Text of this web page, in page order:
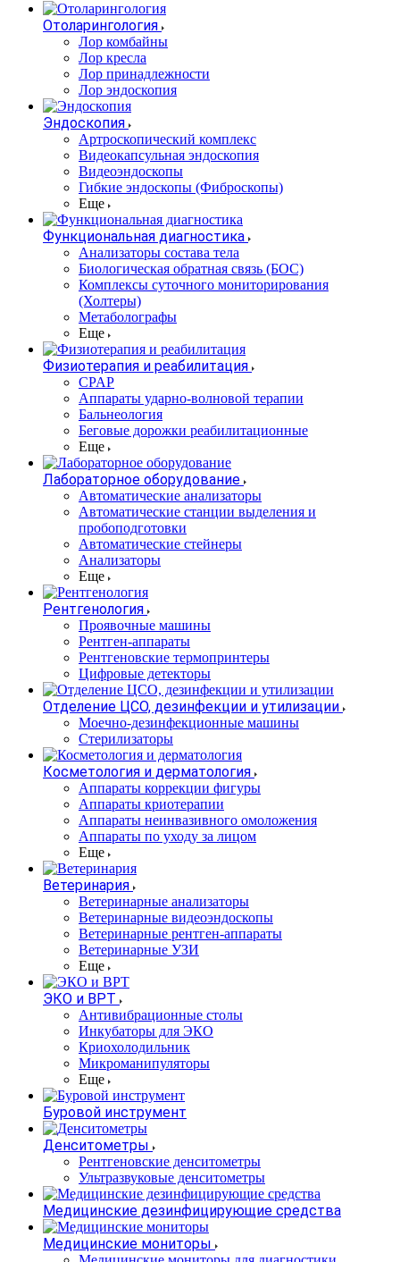
Отоларингология
Лор комбайны
Лор кресла
Лор принадлежности
Лор эндоскопия
Эндоскопия
Артроскопический комплекс
Видеокапсульная эндоскопия
Видеоэндоскопы
Гибкие эндоскопы (Фиброcкопы)
Еще
Функциональная диагностика
Анализаторы состава тела
Биологическая обратная связь (БОС)
Комплексы суточного мониторирования
(Холтеры)
Метаболографы
Еще
Физиотерапия и реабилитация
CPAP
Аппараты ударно-волновой терапии
Бальнеология
Беговые дорожки реабилитационные
Еще
Лабораторное оборудование
Автоматические анализаторы
Автоматические станции выделения и
пробоподготовки
Автоматические стейнеры
Анализаторы
Еще
Рентгенология
Проявочные машины
Рентген-аппараты
Рентгеновские термопринтеры
Цифровые детекторы
Отделение ЦСО, дезинфекции и утилизации
Моечно-дезинфекционные машины
Стерилизаторы
Косметология и дерматология
Аппараты коррекции фигуры
Аппараты криотерапии
Аппараты неинвазивного омоложения
Аппараты по уходу за лицом
Еще
Ветеринария
Ветеринарные анализаторы
Ветеринарные видеоэндоскопы
Ветеринарные рентген-аппараты
Ветеринарные УЗИ
Еще
ЭКО и ВРТ
Антивибрационные столы
Инкубаторы для ЭКО
Криохолодильник
Микроманипуляторы
Еще
Буровой инструмент
Денситометры
Рентгеновские денситометры
Ультразвуковые денситометры
Медицинские дезинфицирующие средства
Медицинские мониторы